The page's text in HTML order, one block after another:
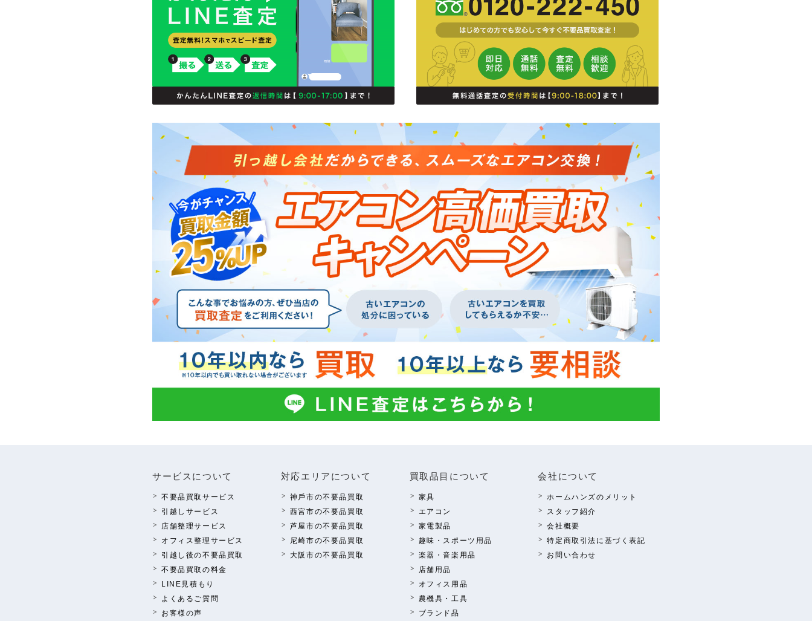
サービスについて
不要品買取サービス
引越しサービス
店舗整理サービス
オフィス整理サービス
引越し後の不要品買取
不要品買取の料⾦
LINE⾒積もり
よくあるご質問
お客様の声
対応エリアについて
神⼾市の不要品買取
西宮市の不要品買取
芦屋市の不要品買取
尼崎市の不要品買取
⼤阪市の不要品買取
買取品⽬について
家具
エアコン
家電製品
趣味・スポーツ⽤品
楽器・⾳楽⽤品
店舗⽤品
オフィス⽤品
農機具・⼯具
ブランド品
会社について
ホームハンズのメリット
スタッフ紹介
会社概要
特定商取引法に基づく表記
お問い合わせ